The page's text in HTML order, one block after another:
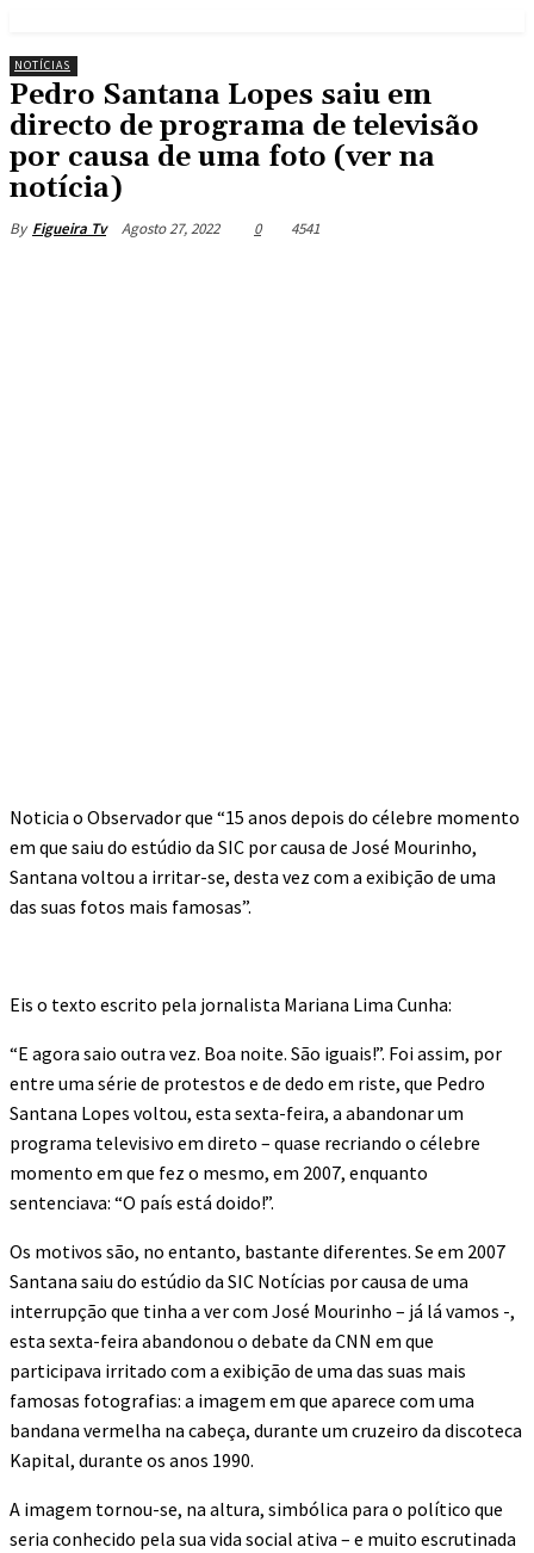
NOTÍCIAS
Pedro Santana Lopes saiu em
directo de programa de televisão
por causa de uma foto (ver na
notícia)
By Figueira Tv Agosto 27, 2022 0 4541
Noticia o Observador que “15 anos depois do célebre momento
em que saiu do estúdio da SIC por causa de José Mourinho,
Santana voltou a irritar-se, desta vez com a exibição de uma
das suas fotos mais famosas”.
Eis o texto escrito pela jornalista Mariana Lima Cunha:
“E agora saio outra vez. Boa noite. São iguais!”. Foi assim, por
entre uma série de protestos e de dedo em riste, que Pedro
Santana Lopes voltou, esta sexta-feira, a abandonar um
programa televisivo em direto – quase recriando o célebre
momento em que fez o mesmo, em 2007, enquanto
sentenciava: “O país está doido!”.
Os motivos são, no entanto, bastante diferentes. Se em 2007
Santana saiu do estúdio da SIC Notícias por causa de uma
interrupção que tinha a ver com José Mourinho – já lá vamos -,
esta sexta-feira abandonou o debate da CNN em que
participava irritado com a exibição de uma das suas mais
famosas fotografias: a imagem em que aparece com uma
bandana vermelha na cabeça, durante um cruzeiro da discoteca
Kapital, durante os anos 1990.
A imagem tornou-se, na altura, simbólica para o político que
seria conhecido pela sua vida social ativa – e muito escrutinada